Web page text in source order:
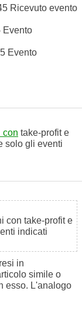
Ricevuto evento
Evento
Evento
con take-profit e
solo gli eventi
con take-profit e
indicati
in
simile o
esso. L'analogo